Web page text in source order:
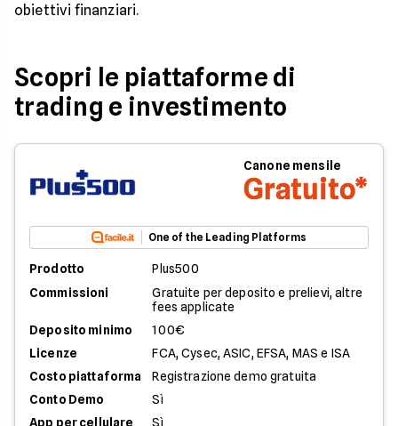
obiettivi finanziari.
Scopri le piattaforme di
trading e investimento
Canone mensile
Gratuito*
One of the Leading Platforms
Prodotto
Plus500
Commissioni
Gratuite per deposito e prelievi, altre
fees applicate
Deposito minimo
100€
Licenze
FCA, Cysec, ASIC, EFSA, MAS e ISA
Costo piattaforma
Registrazione demo gratuita
Conto Demo
Sì
App per cellulare
Sì